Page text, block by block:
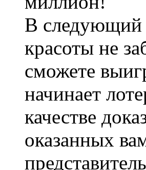
В следующий
красоты не
сможете
начинает
качестве
оказанных